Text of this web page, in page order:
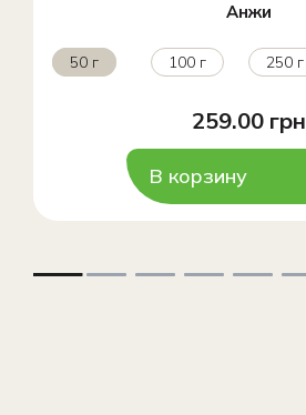
Анжи
50 г 100 г 250 г
259.00 грн
В корзину